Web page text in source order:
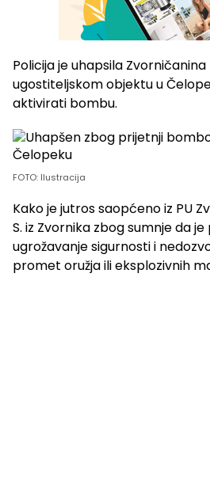
Policija je uhapsila Zvorničanina
ugostiteljskom objektu u
aktivirati bombu.
FOTO: Ilustracija
Kako je jutros saopćeno iz PU
S. iz Zvornika zbog sumnje da
ugrožavanje sigurnosti i
promet oružja ili eksplozivnih